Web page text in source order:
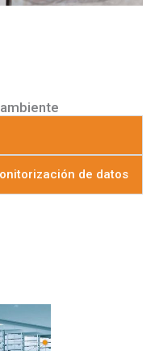
ambiente
de datos